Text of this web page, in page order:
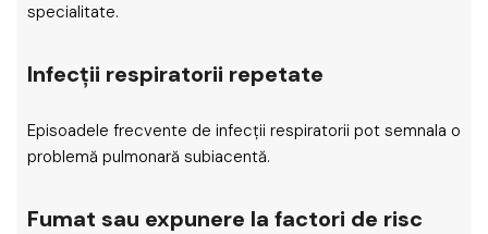
specialitate.
Infecții respiratorii repetate
Episoadele frecvente de infecții respiratorii pot semnala o
problemă pulmonară subiacentă.
Fumat sau expunere la factori de risc